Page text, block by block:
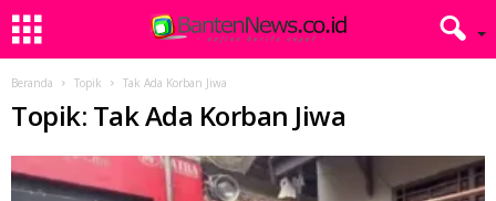
Beranda Topik Tak Ada Korban Jiwa
Topik: Tak Ada Korban Jiwa